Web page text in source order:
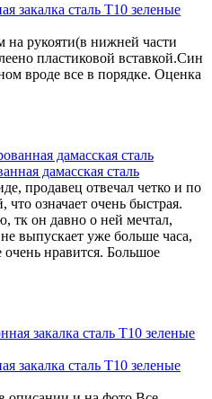
закалка сталь T10 зеленые
рукояти(в нижней части
пластиковой вставкой.Син
вроде все в порядке. Оценка
дамасская сталь
продавец отвечал четко и по
что означает очень быстрая.
тк он давно о ней мечтал,
выпускает уже больше часа,
очень нравится. Большое
закалка сталь T10 зеленые